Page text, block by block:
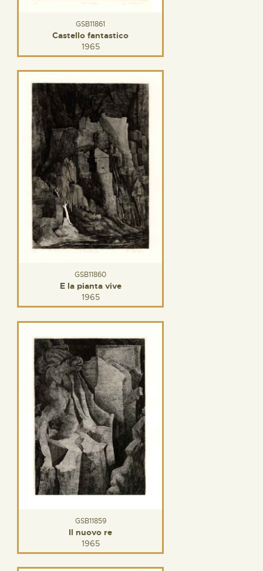
GSB11861
Castello fantastico
1965
GSB11860
E la pianta vive
1965
GSB11859
Il nuovo re
1965